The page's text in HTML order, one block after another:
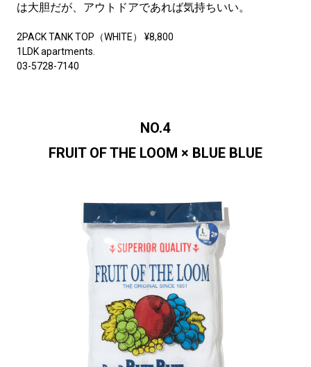
は大胆だが、アウトドアであれば気持ちいい。
2PACK TANK TOP（WHITE） ¥8,800
1LDK apartments.
03-5728-7140
NO.4
FRUIT OF THE LOOM × BLUE BLUE